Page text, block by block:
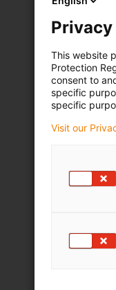
This website
Protection
consent to
specific
specific
Visit our